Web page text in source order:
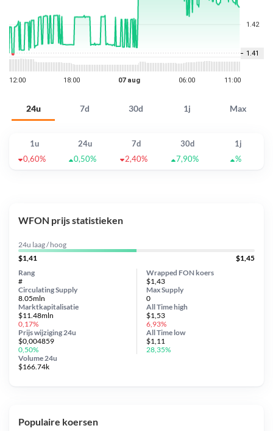
24u 7d 30d 1j Max
1u 24u 7d 30d
1j
0,60%
0,50% 2,40% 7,90% %
WFON prijs statistieken
24u laag / hoog
$1,41
$1,45
Wrapped FON koers
$1,43
Circulating Supply
8.05mln
Prijs wijziging 24u
$0,004859
0,50%
Max Supply
0
Marktkapitalisatie
$11.48mln
0,17%
Volume 24u
$166.74k
Rang
#
All Timehigh
$1,53
6,93%
All Time low
$1,11
28,35%
Populaire koersen